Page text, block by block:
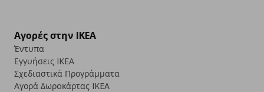
Αγορές στην IKEA
Έντυπα
Εγγυήσεις IKEA
Σχεδιαστικά Προγράμματα
Αγορά Δωρoκάρτας IKEA